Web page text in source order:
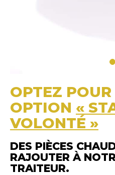
OPTEZ
OPTION «
VOLONTÉ »
DES PIÈCES
RAJOUTER À
TRAITEUR.